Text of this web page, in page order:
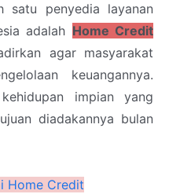
satu penyedia layanan
adalah Home Credit
agar masyarakat
keuangannya.
impian yang
diadakannya bulan
Home Credit